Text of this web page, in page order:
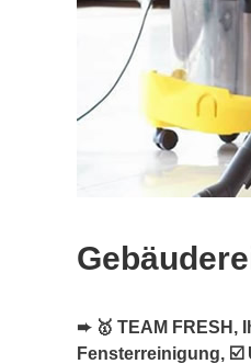
➨ 🥇 TEAM FRESH,
Fensterreinigung,